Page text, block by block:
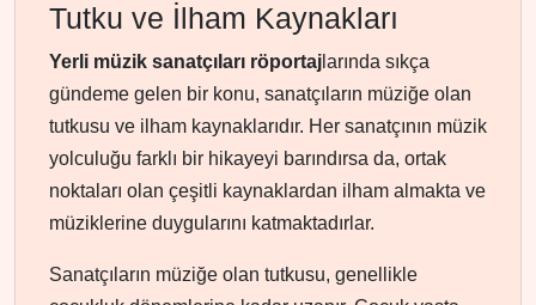
Tutku ve İlham Kaynakları
Yerli müzik sanatçıları röportaj larında sıkça
gündeme gelen bir konu, sanatçıların müziğe olan
tutkusu ve ilham kaynaklarıdır. Her sanatçının müzik
yolculuğu farklı bir hikayeyi barındırsa da, ortak
noktaları olan çeşitli kaynaklardan ilham almakta ve
müziklerine duygularını katmaktadırlar.
Sanatçıların müziğe olan tutkusu, genellikle